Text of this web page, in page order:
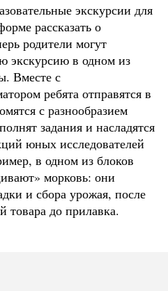
экскурсии для
рассказать о
родители могут
экскурсию в одном из
Вместе с
ребята отправятся в
с разнообразием
задания и насладятся
юных исследователей
в одном из блоков
морковь: они
и сбора урожая, после
товара до прилавка.